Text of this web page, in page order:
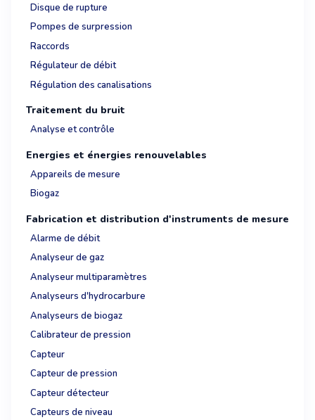
Disque de rupture
Pompes de surpression
Raccords
Régulateur de débit
Régulation des canalisations
Traitement du bruit
Analyse et contrôle
Energies et énergies renouvelables
Appareils de mesure
Biogaz
Fabrication et distribution d'instruments de mesure
Alarme de débit
Analyseur de gaz
Analyseur multiparamètres
Analyseurs d'hydrocarbure
Analyseurs de biogaz
Calibrateur de pression
Capteur
Capteur de pression
Capteur détecteur
Capteurs de niveau